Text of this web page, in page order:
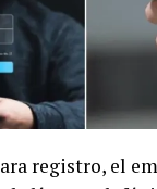
registro, el